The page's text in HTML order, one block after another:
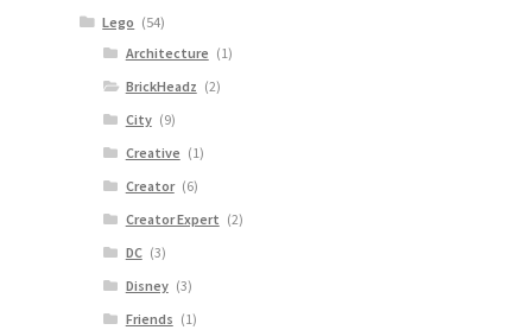
Lego (54)
Architecture (1)
BrickHeadz (2)
City (9)
Creative (1)
Creator (6)
Creator Expert (2)
DC (3)
Disney (3)
Friends (1)